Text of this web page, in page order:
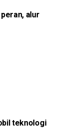
alur
teknologi